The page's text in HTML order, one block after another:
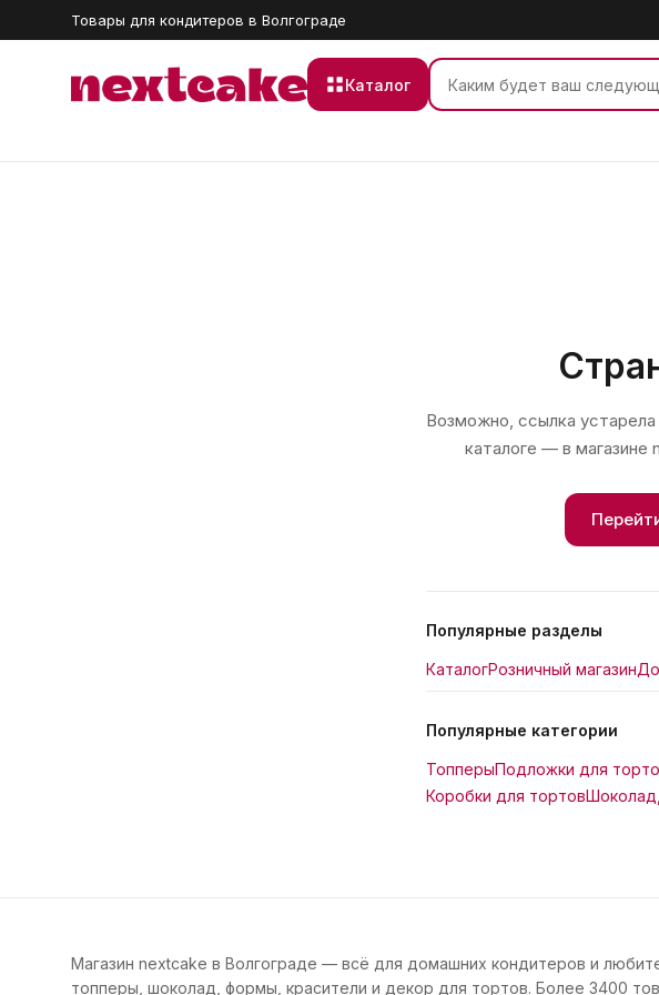
Товары для кондитеров в Волгограде
Каталог
Возможно, ссылка
каталоге — в магазине
Популярные разделы
КаталогРозничный магазин
Популярные категории
ТопперыПодложки для
Коробки для тортовШоколад,
Магазин nextcake в Волгограде — всё для домашних кондитеров и
топперы, шоколад, формы, красители и декор для тортов. Более 3400